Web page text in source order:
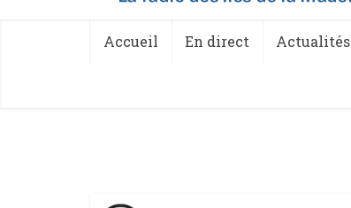
Accueil En direct Actualités